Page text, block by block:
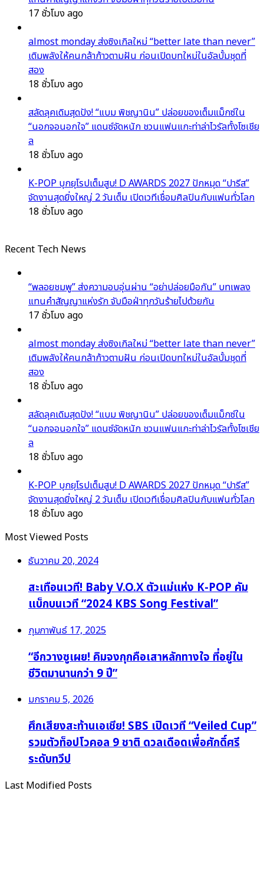
17 ชั่วโมง ago
almost monday ส่งซิงเกิลใหม่ “better late than never”
เติมพลังให้คนกล้าก้าวตามฝัน ก่อนเปิดบทใหม่ในอัลบั้มชุดที่
สอง
18 ชั่วโมง ago
สลัดลุคเดิมสุดปัง! “แบม พิชญานิน” ปล่อยของเต็มแม็กซ์ใน
“นอกจอนอกใจ” แดนซ์จัดหนัก ชวนแฟนแกะท่าล่าไวรัลทั้งโซเชีย
ล
18 ชั่วโมง ago
K-POP บุกยุโรปเต็มสูบ! D AWARDS 2027 ปักหมุด “ปารีส”
จัดงานสุดยิ่งใหญ่ 2 วันเต็ม เปิดเวทีเชื่อมศิลปินกับแฟนทั่วโลก
18 ชั่วโมง ago
Recent Tech News
“พลอยชมพู” ส่งความอบอุ่นผ่าน “อย่าปล่อยมือกัน” บทเพลง
แทนคำสัญญาแห่งรัก จับมือฝ่าทุกวันร้ายไปด้วยกัน
17 ชั่วโมง ago
almost monday ส่งซิงเกิลใหม่ “better late than never”
เติมพลังให้คนกล้าก้าวตามฝัน ก่อนเปิดบทใหม่ในอัลบั้มชุดที่
สอง
18 ชั่วโมง ago
สลัดลุคเดิมสุดปัง! “แบม พิชญานิน” ปล่อยของเต็มแม็กซ์ใน
“นอกจอนอกใจ” แดนซ์จัดหนัก ชวนแฟนแกะท่าล่าไวรัลทั้งโซเชีย
ล
18 ชั่วโมง ago
K-POP บุกยุโรปเต็มสูบ! D AWARDS 2027 ปักหมุด “ปารีส”
จัดงานสุดยิ่งใหญ่ 2 วันเต็ม เปิดเวทีเชื่อมศิลปินกับแฟนทั่วโลก
18 ชั่วโมง ago
Most Viewed Posts
ธันวาคม 20, 2024
สะเทือนเวที! Baby V.O.X ตัวแม่แห่ง K-POP คัม
แบ็กบนเวที “2024 KBS Song Festival”
กุมภาพันธ์ 17, 2025
“อีกวางซูเผย! คิมจงกุกคือเสาหลักทางใจ ที่อยู่ใน
ชีวิตมานานกว่า 9 ปี”
มกราคม 5, 2026
ศึกเสียงสะท้านเอเชีย! SBS เปิดเวที “Veiled Cup”
รวมตัวท็อปโวคอล 9 ชาติ ดวลเดือดเพื่อศักดิ์ศรี
ระดับทวีป
Last Modified Posts